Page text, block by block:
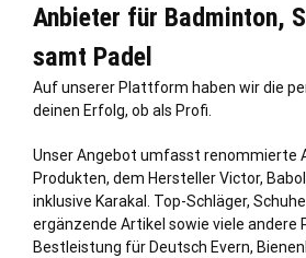
Anbieter für Badminton,
samt Padel
Auf unserer Plattform haben wir die
deinen Erfolg, ob als Profi.
Unser Angebot umfasst renommierte
Produkten, dem Hersteller Victor,
inklusive Karakal. Top-Schläger,
ergänzende Artikel sowie viele andere
Bestleistung für Deutsch Evern,